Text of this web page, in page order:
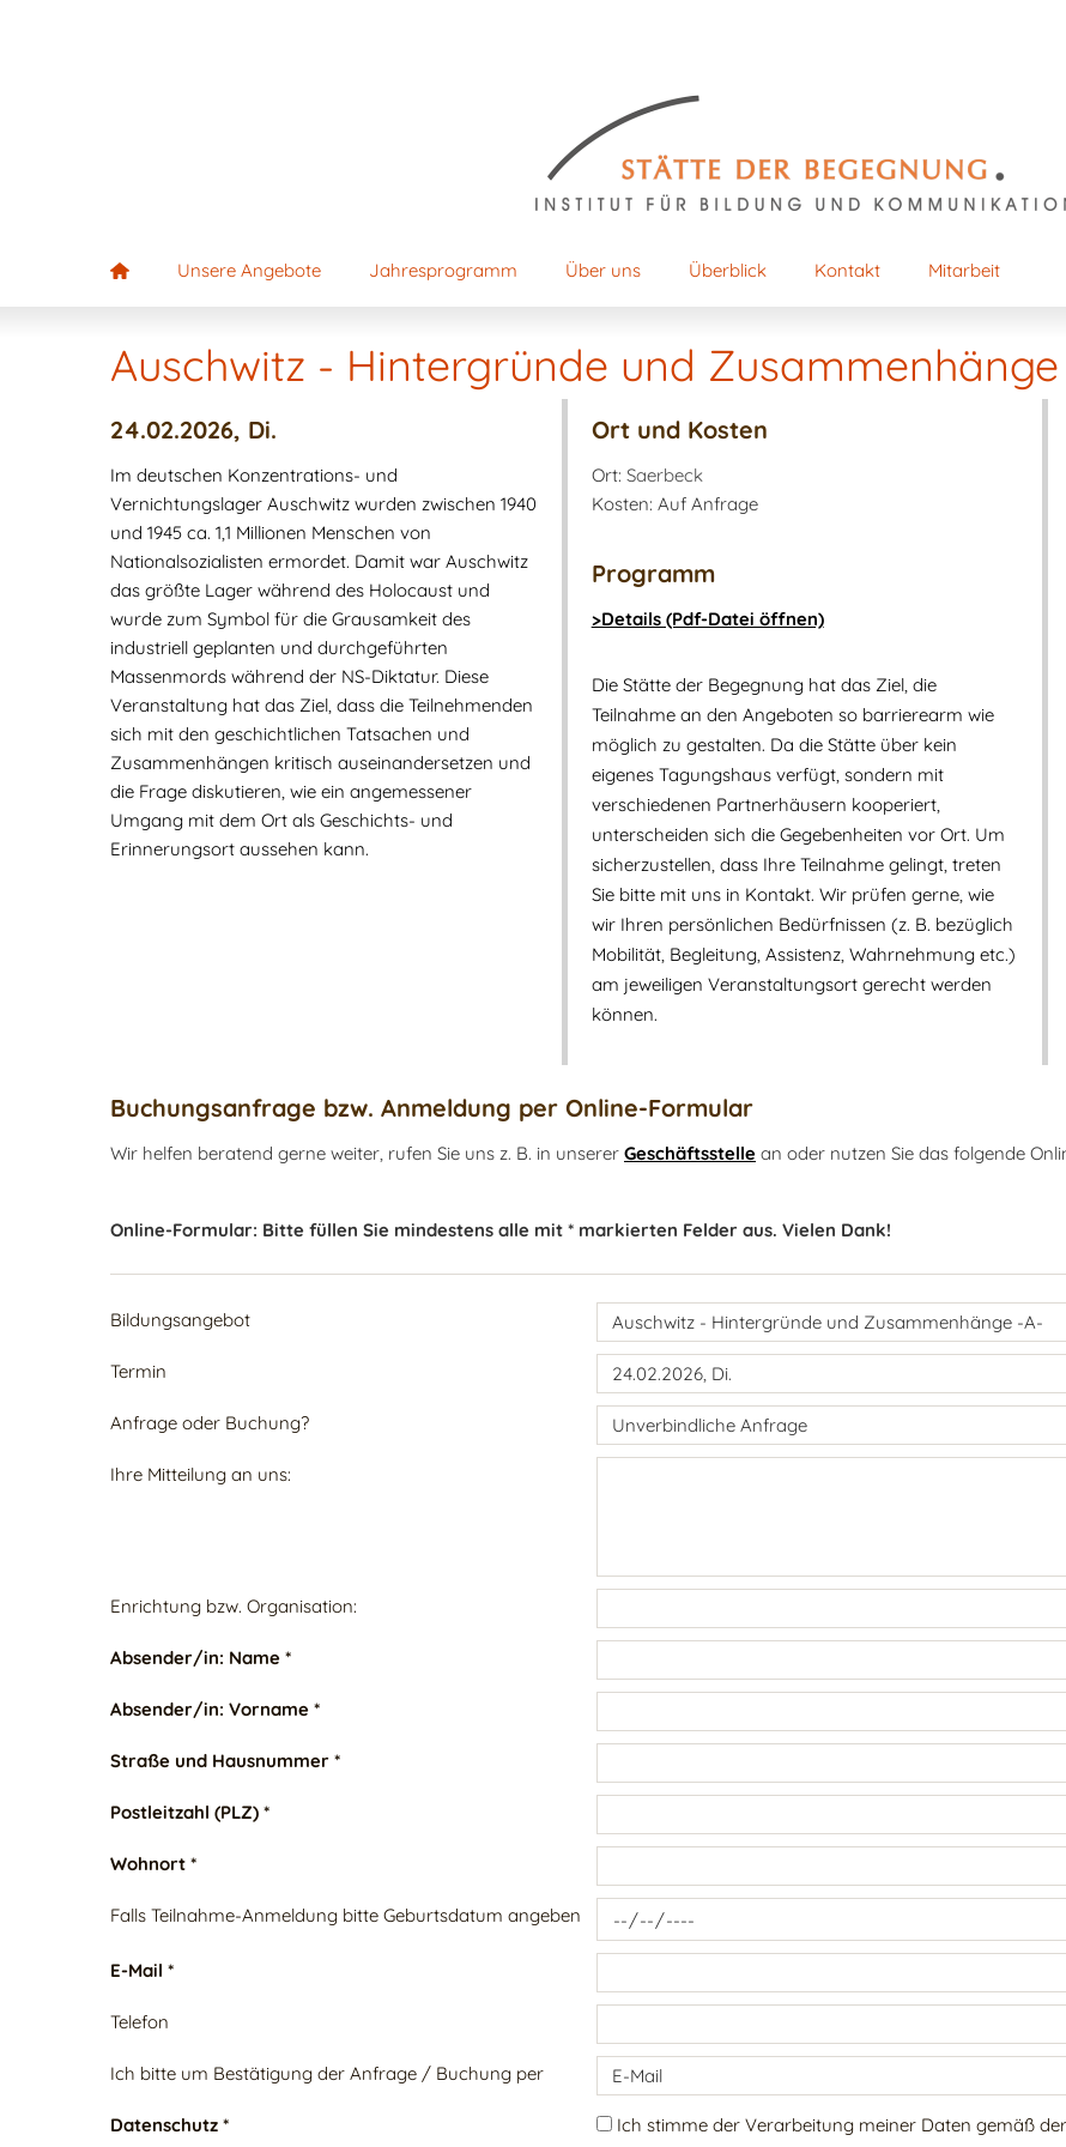
Unsere Angebote Jahresprogramm Über uns Überblick Kontakt Mitarbeit
Auschwitz - Hintergründe und
24.02.2026, Di.
Im deutschen Konzentrations- und
Vernichtungslager Auschwitz wurden zwischen 1940
und 1945 ca. 1,1 Millionen Menschen von
Nationalsozialisten ermordet. Damit war Auschwitz
das größte Lager während des Holocaust und
wurde zum Symbol für die Grausamkeit des
industriell geplanten und durchgeführten
Massenmords während der NS-Diktatur. Diese
Veranstaltung hat das Ziel, dass die Teilnehmenden
sich mit den geschichtlichen Tatsachen und
Zusammenhängen kritisch auseinandersetzen und
die Frage diskutieren, wie ein angemessener
Umgang mit dem Ort als Geschichts- und
Erinnerungsort aussehen kann.
Ort und Kosten
Ort: Saerbeck
Kosten: Auf Anfrage
Programm
>Details (Pdf-Datei öffnen)
Die Stätte der Begegnung hat das Ziel, die
Teilnahme an den Angeboten so barrierearm wie
möglich zu gestalten. Da die Stätte über kein
eigenes Tagungshaus verfügt, sondern mit
verschiedenen Partnerhäusern kooperiert,
unterscheiden sich die Gegebenheiten vor Ort. Um
sicherzustellen, dass Ihre Teilnahme gelingt, treten
Sie bitte mit uns in Kontakt. Wir prüfen gerne, wie
wir Ihren persönlichen Bedürfnissen (z. B. bezüglich
Mobilität, Begleitung, Assistenz, Wahrnehmung etc.)
am jeweiligen Veranstaltungsort gerecht werden
können.
Buchungsanfrage bzw. Anmeldung per Online-Formular
Wir helfen beratend gerne weiter, rufen Sie uns z. B. in unserer Geschäftsstelle an oder nutzen Sie das folgende
Online-Formular: Bitte füllen Sie mindestens alle mit * markierten Felder aus. Vielen Dank!
Bildungsangebot
Termin
Anfrage oder Buchung?
Ihre Mitteilung an uns:
Enrichtung bzw. Organisation:
Absender/in: Name *
Absender/in: Vorname *
Straße und Hausnummer *
Postleitzahl (PLZ) *
Wohnort *
Falls Teilnahme-Anmeldung bitte Geburtsdatum angeben
E-Mail *
Telefon
Ich bitte um Bestätigung der Anfrage / Buchung per
Datenschutz * Ich stimme der Verarbeitung meiner Daten gemäß der